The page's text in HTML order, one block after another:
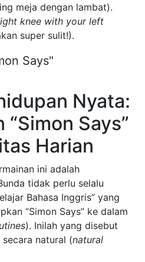
meja dengan lambat).
knee with your left
super sulit!).
Nyata:
Says”
Harian
ini adalah
tidak perlu selalu
Bahasa Inggris” yang
“Simon Says” ke dalam
). Inilah yang disebut
natural (natural